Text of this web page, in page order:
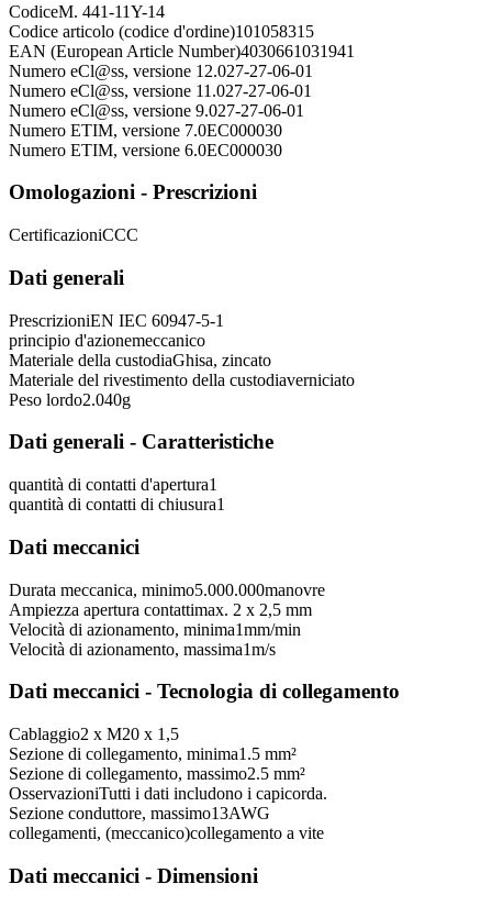
CodiceM. 441-11Y-14
Codice articolo (codice d'ordine)101058315
EAN (European Article Number)4030661031941
Numero eCl@ss, versione 12.027-27-06-01
Numero eCl@ss, versione 11.027-27-06-01
Numero eCl@ss, versione 9.027-27-06-01
Numero ETIM, versione 7.0EC000030
Numero ETIM, versione 6.0EC000030
Omologazioni - Prescrizioni
CertificazioniCCC
Dati generali
PrescrizioniEN IEC 60947-5-1
principio d'azionemeccanico
Materiale della custodiaGhisa, zincato
Materiale del rivestimento della custodiaverniciato
Peso lordo2.040g
Dati generali - Caratteristiche
quantità di contatti d'apertura1
quantità di contatti di chiusura1
Dati meccanici
Durata meccanica, minimo5.000.000manovre
Ampiezza apertura contattimax. 2 x 2,5 mm
Velocità di azionamento, minima1mm/min
Velocità di azionamento, massima1m/s
Dati meccanici - Tecnologia di collegamento
Cablaggio2 x M20 x 1,5
Sezione di collegamento, minima1.5 mm²
Sezione di collegamento, massimo2.5 mm²
OsservazioniTutti i dati includono i capicorda.
Sezione conduttore, massimo13AWG
collegamenti, (meccanico)collegamento a vite
Dati meccanici - Dimensioni